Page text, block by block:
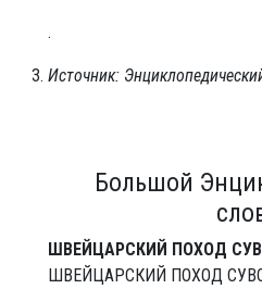
.
Источник:
Большой
ШВЕЙЦАРСКИЙ ПОХОД
ШВЕЙЦАРСКИЙ ПОХОД